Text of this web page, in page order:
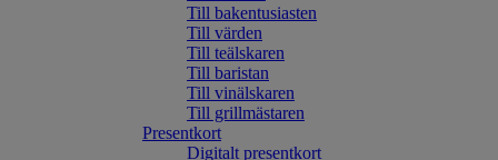
Till bakentusiasten
Till värden
Till teälskaren
Till baristan
Till vinälskaren
Till grillmästaren
Presentkort
Digitalt presentkort